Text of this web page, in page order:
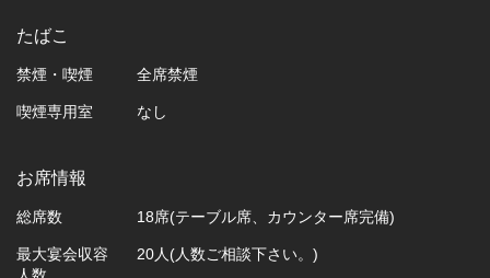
たばこ
禁煙・喫煙 全席禁煙
喫煙専用室 なし
お席情報
総席数 18席(テーブル席、カウンター席完備)
最大宴会収容
20人(人数ご相談下さい。)